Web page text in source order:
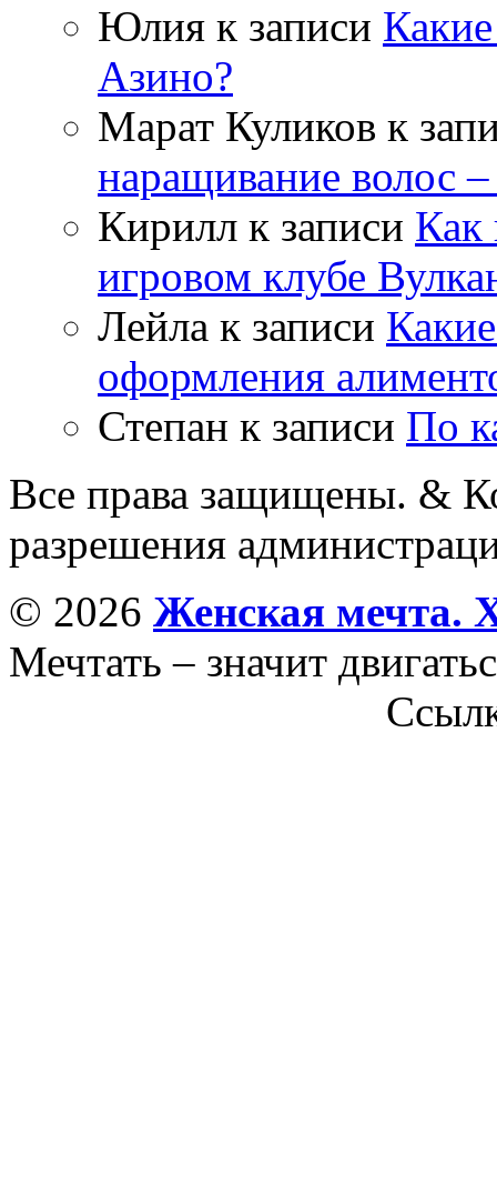
Юлия к записи
Азино?
Марат Куликов к
наращивание волос
Кирилл к записи Как
игровом клубе
Лейла к записи
оформления
Степан к записи По
Все права защищены. &
разрешения
© 2026 Женская мечта.
Мечтать – значит